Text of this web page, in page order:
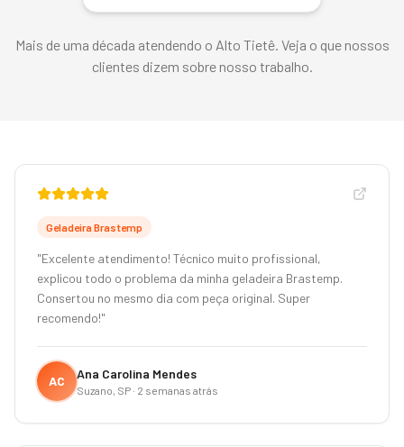
Mais de uma década atendendo o Alto Tietê. Veja o que nossos
clientes dizem sobre nosso trabalho.
Geladeira Brastemp
"Excelente atendimento! Técnico muito profissional,
explicou todo o problema da minha geladeira Brastemp.
Consertou no mesmo dia com peça original. Super
recomendo!"
AC Ana Carolina Mendes
Suzano, SP· 2 semanas atrás